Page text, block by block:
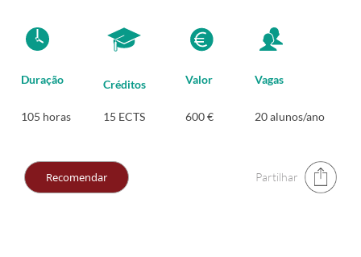
Duração Créditos Valor Vagas
105 horas 15 ECTS 600 € 20 alunos/ano
Partilhar